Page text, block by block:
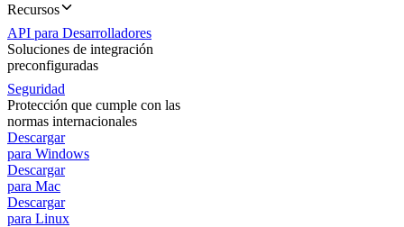
Recursos
API para Desarrolladores
Soluciones de integración
preconfiguradas
Seguridad
Protección que cumple con las
normas internacionales
Descargar
para Windows
Descargar
para Mac
Descargar
para Linux